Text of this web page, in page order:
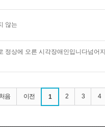
않는
정상에 오른 시각장애인입니다넘어
처음 이전 1 2 3 4